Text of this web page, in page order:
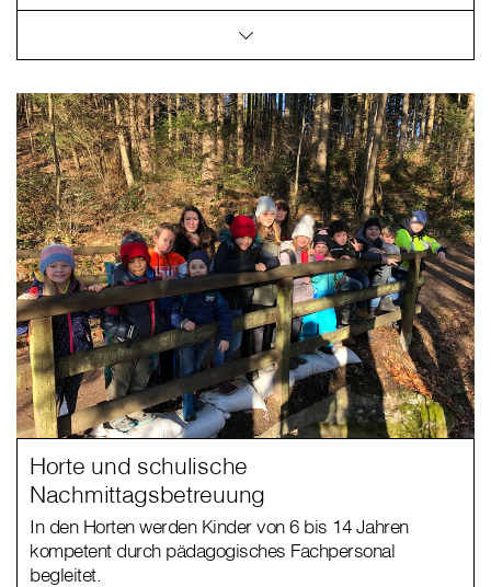
Horte und schulische
Nachmittagsbetreuung
In den Horten werden Kinder von 6 bis 14 Jahren
kompetent durch pädagogisches Fachpersonal
begleitet.